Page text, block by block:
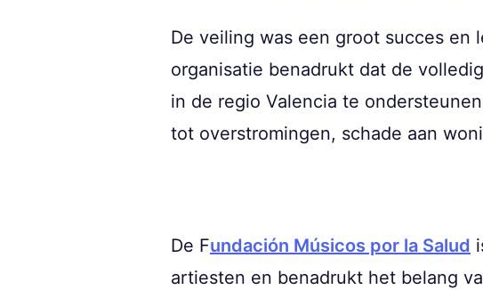
De veiling was een groot succes en
organisatie benadrukt dat de
in de regio Valencia te
tot overstromingen, schade aan
De Fundación Músicos por la Salud
artiesten en benadrukt het belang